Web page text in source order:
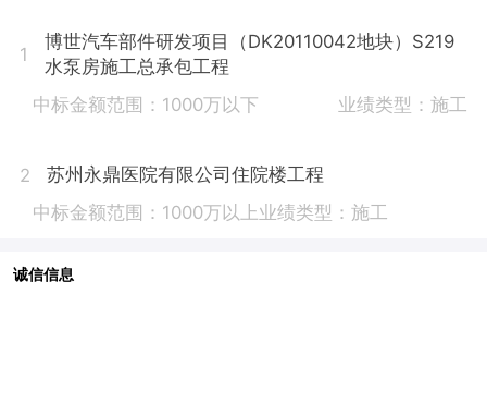
1
博世汽车部件研发项目（DK20110042地块）S219
水泵房施工总承包工程
中标金额范围：1000万以下
业绩类型：施工
2
苏州永鼎医院有限公司住院楼工程
中标金额范围：1000万以上业绩类型：施工
诚信信息